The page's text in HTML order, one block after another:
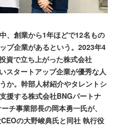
、創業から1年ほどで12名もの
プ企業があるという。2023年4
資で立ち上がった株式会社
タートアップ企業が優秀な人
か。幹部人材紹介やタレントシ
援する株式会社BNGパートナ
チ事業部長の岡本勇一氏が、
の大野峻典氏と同社 執行役